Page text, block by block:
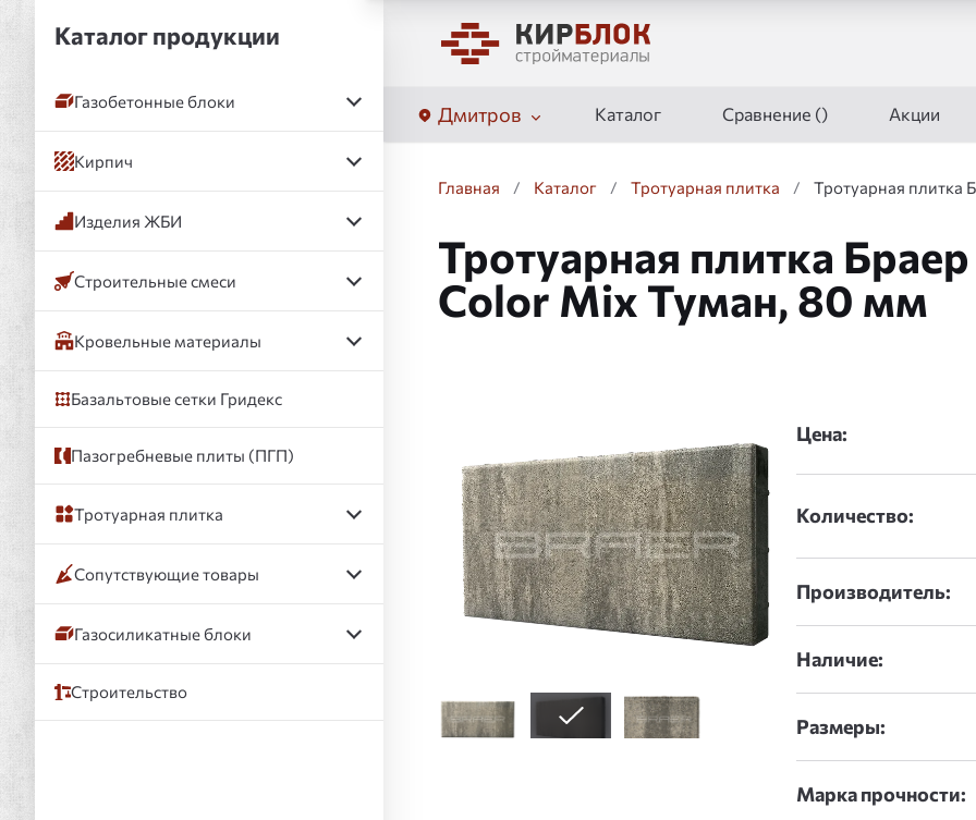
Дмитров Каталог Сравнение () Акции
Главная / Каталог / Тротуарная плитка / Тротуарная плитка
Тротуарная плитка
Color Mix Туман, 80 мм
Цена:
Количество:
Производитель:
Наличие:
Размеры:
Марка прочности:
Каталог продукции
Газобетонные блоки
Кирпич
Изделия ЖБИ
Строительные смеси
Кровельные материалы
Базальтовые сетки Гридекс
Пазогребневые плиты (ПГП)
Тротуарная плитка
Сопутствующие товары
Газосиликатные блоки
Строительство